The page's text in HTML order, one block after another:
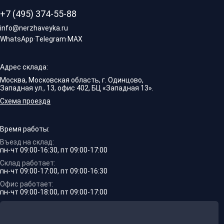
+7 (495) 374-55-88
info@nerzhaveyka.ru
WhatsApp·Telegram·MAX
Адрес склада:
Москва, Московская область, г. Одинцово,
Западная ул., 13, офис 402, БЦ «Западная 13».
Схема проезда
Время работы:
Въезд на склад:
пн-чт 09:00-16:30, пт 09:00-17:00
Склад работает:
пн-чт 09:00-17:00, пт 09:00-16:30
Офис работает:
пн-чт 09:00-18:00, пт 09:00-17:00